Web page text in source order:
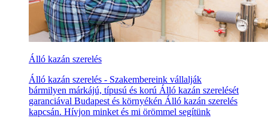
Álló kazán szerelés
Álló kazán szerelés - Szakembereink vállalják
bármilyen márkájú, típusú és korú Álló kazán szerelését
garanciával Budapest és környékén Álló kazán szerelés
kapcsán. Hívjon minket és mi örömmel segítünk